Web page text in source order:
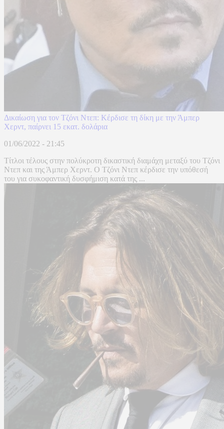
Δικαίωση για τον Τζόνι Ντεπ: Κέρδισε τη δίκη με την Άμπερ
Χερντ, παίρνει 15 εκατ. δολάρια
01/06/2022 - 21:45
Τίτλοι τέλους στην πολύκροτη δικαστική διαμάχη μεταξύ του Τζόνι
Ντεπ και της Άμπερ Χερντ. Ο Τζόνι Ντεπ κέρδισε την υπόθεσή
του για συκοφαντική δυσφήμιση κατά της ...